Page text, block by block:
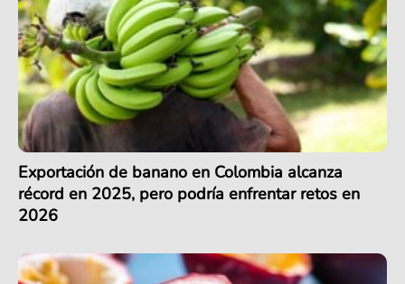
Exportación de banano en Colombia alcanza
récord en 2025, pero podría enfrentar retos en
2026